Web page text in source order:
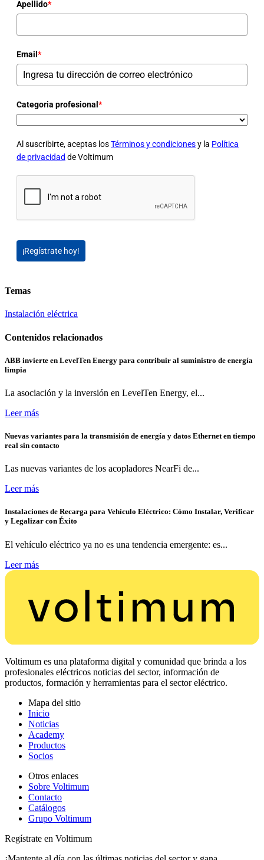
Apellido*
Email *
Categoria profesional *
Al suscribirte, aceptas losTérminos y condicionesy la Política
de privacidad de Voltimum
¡Regístrate hoy!
Temas
Instalación eléctrica
Contenidos relacionados
ABB invierte en LevelTen Energy para contribuir al suministro de energía
limpia
La asociación y la inversión en LevelTen Energy, el...
Leer más
Nuevas variantes para la transmisión de energía y datos Ethernet en tiempo
real sin contacto
Las nuevas variantes de los acopladores NearFi de...
Leer más
Instalaciones de Recarga para Vehículo Eléctrico: Cómo Instalar, Verificar
y Legalizar con Éxito
El vehículo eléctrico ya no es una tendencia emergente: es...
Leer más
Voltimum es una plataforma digital y comunidad que brinda a los
profesionales eléctricos noticias del sector, información de
productos, formación y herramientas para el sector eléctrico.
Mapa del sitio
Inicio
Noticias
Academy
Productos
Socios
Otros enlaces
Sobre Voltimum
Contacto
Catálogos
Grupo Voltimum
Regístrate en Voltimum